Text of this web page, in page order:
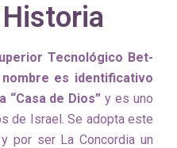
Tecnológico Bet-
nombre es identificativo
“Casa de Dios”y es uno
de Israel. Se adopta este
por ser La Concordia un